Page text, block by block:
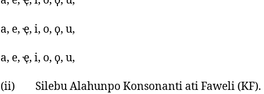
a, e, ҿ, i, o, ϙ, u,
a, e, ҿ, i, o, ϙ, u,
(ii) Silebu Alahunpo Konsonanti ati Faweli (KF).